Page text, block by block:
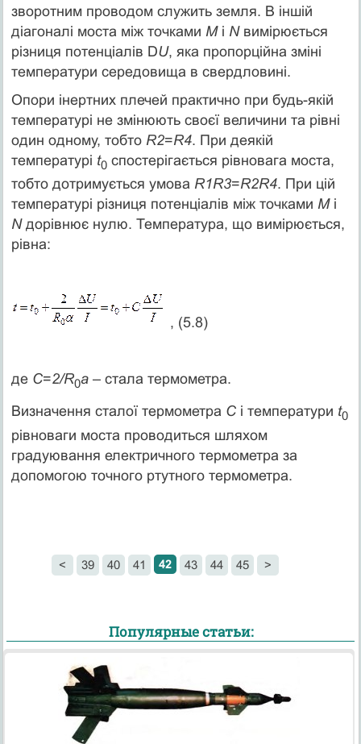
зворотним проводом служить земля. В іншій
діагоналі моста між точками Мі Nвимірюється
різниця потенціалів DU, яка пропорційна зміні
температури середовища в свердловині.
Опори інертних плечей практично при будь-якій
температурі не змінюють своєї величини та рівні
один одному, тобто R2=R4. При деякій
температурі t0спостерігається рівновага моста,
тобто дотримується умова R1R3=R2R4. При цій
температурі різниця потенціалів між точками Мі
Nдорівнює нулю. Температура, що вимірюється,
рівна:
, (5.8)
де C=2/R0a– стала термометра.
Визначення сталої термометра Сі температури t0
рівноваги моста проводиться шляхом
градуювання електричного термометра за
допомогою точного ртутного термометра.
< 39 40 41 42 43 44 45 >
Популярные статьи: